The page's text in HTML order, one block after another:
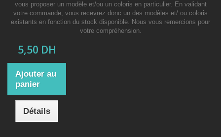
vous proposer un modèle et/ou un coloris en particulier. En validant
votre commande, vous recevrez donc un des modèles et/ ou coloris
existants en fonction du stock disponible. Nous vous remercions pour
votre compréhension.
5,50 DH
Ajouter au
panier
Détails